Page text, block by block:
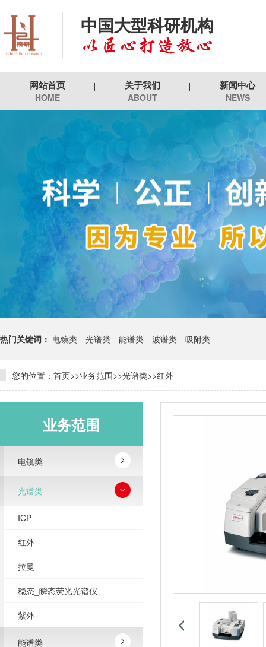
中国大型科研机构
网站首页
HOME
关于我们
ABOUT
新闻中心
NEWS
热门关键词： 电镜类 光谱类 能谱类 波谱类 吸附类
您的位置： 首页>>业务范围>>光谱类>>红外
业务范围
电镜类
光谱类
ICP
红外
拉曼
稳态_瞬态荧光光谱仪
紫外
能谱类